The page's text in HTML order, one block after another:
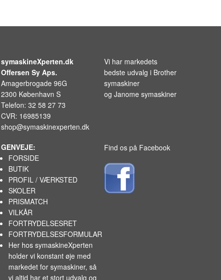
symaskineXperten.dk
Offersen Sy Aps.
Amagerbrogade 96G
2300 København S
Telefon: 32 58 27 73
CVR: 16985139
shop@symaskinexperten.dk
Vi har markedets
bedste udvalg i Brother
symaskiner
og Janome symaskiner
GENVEJE:
FORSIDE
BUTIK
PROFIL / VÆRKSTED
SKOLER
PRISMATCH
VILKÅR
FORTRYDELSESRET
FORTRYDELSESFORMULAR
Her hos symaskineXperten
holder vi konstant øje med
markedet forsymaskiner, så
vi altid har et stort udvalg og
Find os på Facebook